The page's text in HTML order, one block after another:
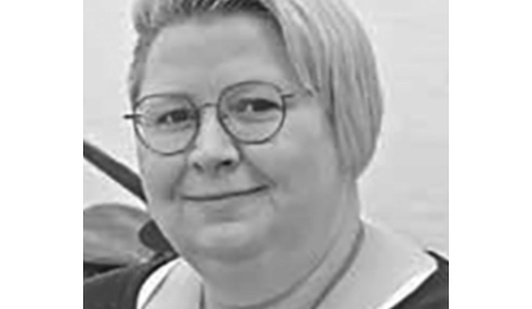
ORTE
EVENTS
REISEMAGAZINE